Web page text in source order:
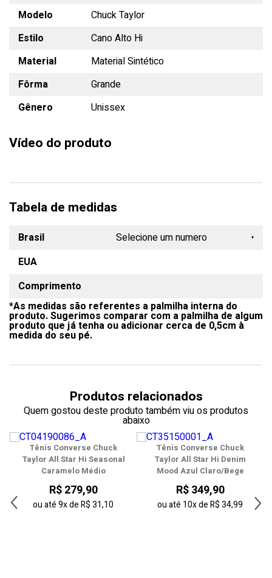
Modelo
Chuck Taylor
Estilo
Cano Alto Hi
Material
Material Sintético
Fôrma
Grande
Gênero
Unissex
Vídeo do produto
Tabela de medidas
Brasil
EUA
Comprimento
*As medidas são referentes a palmilha interna do
produto. Sugerimos comparar com a palmilha de algum
produto que já tenha ou adicionar cerca de 0,5cm à
medida do seu pé.
Selecione um numero
35
39
41
Produtos relacionados
Quem gostou deste produto também viu os produtos
abaixo
Tênis Converse Chuck
Taylor All Star Hi Seasonal
Caramelo Médio
R$ 279,90
ou até9xdeR$ 31,10
Tênis Converse Chuck
Taylor All Star Hi Denim
Mood Azul Claro/Bege
R$ 349,90
ou até 10xdeR$ 34,99